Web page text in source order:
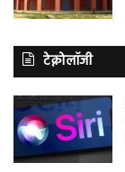
टेक्नोलॉजी